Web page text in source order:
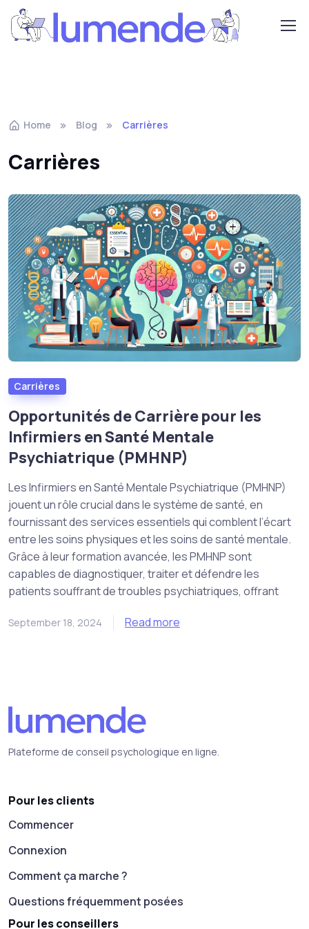
Home Blog Carrières
Carrières
Carrières
Opportunités de Carrière pour les
Infirmiers en Santé Mentale
Psychiatrique (PMHNP)
Les Infirmiers en Santé Mentale Psychiatrique (PMHNP)
jouent un rôle crucial dans le système de santé, en
fournissant des services essentiels qui comblent l’écart
entre les soins physiques et les soins de santé mentale.
Grâce à leur formation avancée, les PMHNP sont
capables de diagnostiquer, traiter et défendre les
patients souffrant de troubles psychiatriques, offrant
September 18, 2024 Read more
Plateforme de conseil psychologique en ligne.
Pour les clients
Commencer
Connexion
Comment ça marche ?
Questions fréquemment posées
Pour les conseillers